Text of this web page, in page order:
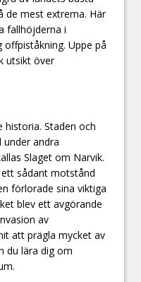
de mest extrema. Här
fallhöjderna i
offpiståkning. Uppe på
utsikt över
historia. Staden och
under andra
Slaget om Narvik.
sådant motstånd
förlorade sina viktiga
blev ett avgörande
av
att prägla mycket av
du lära dig om